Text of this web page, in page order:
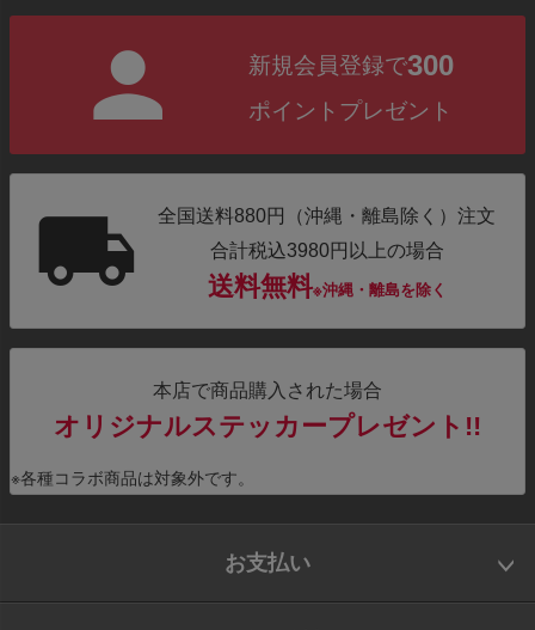
新規会員登録で300
ポイントプレゼント
全国送料880円（沖縄・離島除く）注文
合計税込3980円以上の場合
送料無料※沖縄・離島を除く
本店で商品購入された場合
オリジナルステッカープレゼント!!
※各種コラボ商品は対象外です。
お支払い